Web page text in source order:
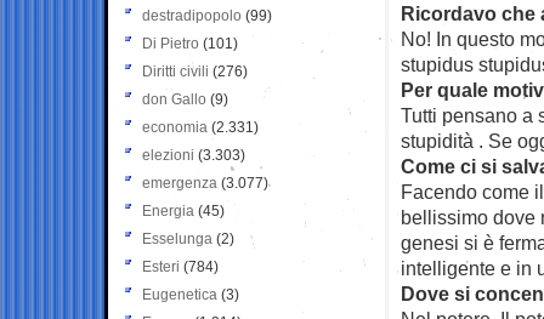
Ricordavo che
No! In questo
stupidus
Per quale
Tutti pensano a
stupidità . Se
Come ci si
Facendo come
bellissimo dove
genesi si è
intelligente e in
Dove si
destradipopolo (99)
Di Pietro (101)
Diritti civili (276)
don Gallo (9)
economia (2.331)
elezioni (3.303)
emergenza (3.077)
Energia (45)
Esselunga (2)
Esteri (784)
Eugenetica (3)